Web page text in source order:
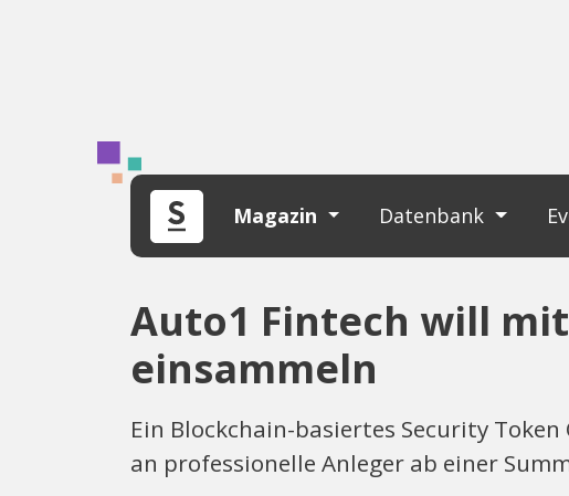
Magazin Datenbank
Auto1 Fintech will
einsammeln
Ein Blockchain-basiertes Security
an professionelle Anleger ab einer